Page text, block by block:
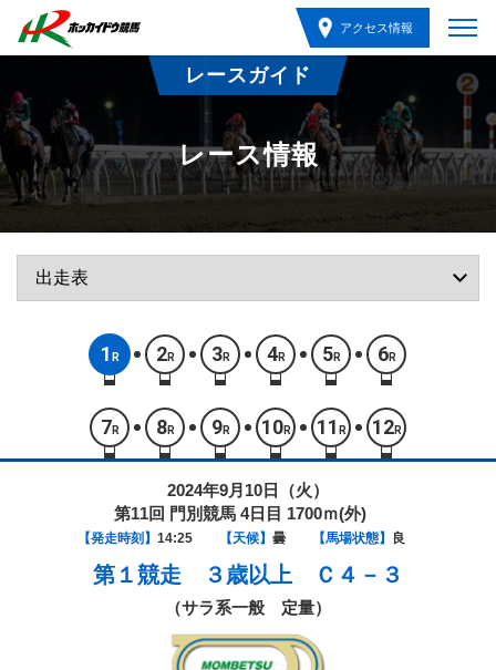
アクセス情報
レースガイド
レース情報
1 R 2R 3R 4R 5R 6R
7 R 8R 9R 10R 11 R 12R
2024年9月10日（火）
第11回 門別競馬 4日目 1700ｍ(外)
【発走時刻】 14:25 【天候】 曇 【馬場状態】 良
第１競走 ３歳以上 Ｃ４－３
（サラ系一般 定量）